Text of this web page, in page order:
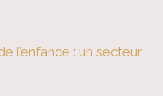
l’enfance : un secteur